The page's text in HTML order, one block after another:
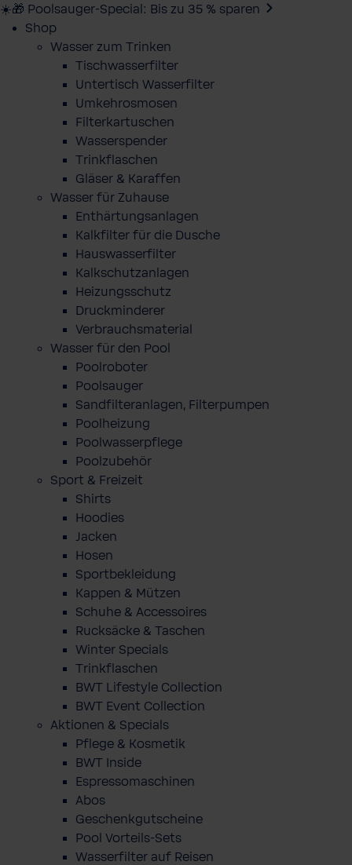
☀️🎁 Poolsauger-Special: Bis zu 35 % sparen
Shop
Wasser zum Trinken
Tischwasserfilter
Untertisch Wasserfilter
Umkehrosmosen
Filterkartuschen
Wasserspender
Trinkflaschen
Gläser & Karaffen
Wasser für Zuhause
Enthärtungsanlagen
Kalkfilter für die Dusche
Hauswasserfilter
Kalkschutzanlagen
Heizungsschutz
Druckminderer
Verbrauchsmaterial
Wasser für den Pool
Poolroboter
Poolsauger
Sandfilteranlagen, Filterpumpen
Poolheizung
Poolwasserpflege
Poolzubehör
Sport & Freizeit
Shirts
Hoodies
Jacken
Hosen
Sportbekleidung
Kappen & Mützen
Schuhe & Accessoires
Rucksäcke & Taschen
Winter Specials
Trinkflaschen
BWT Lifestyle Collection
BWT Event Collection
Aktionen & Specials
Pflege & Kosmetik
BWT Inside
Espressomaschinen
Abos
Geschenkgutscheine
Pool Vorteils-Sets
Wasserfilter auf Reisen